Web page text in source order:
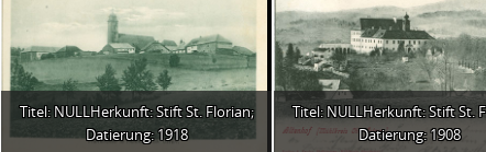
Titel: NULLHerkunft: Stift St. Florian;
Datierung: 1918
Titel: NULLHerkunft: Stift St.
Datierung: 1908